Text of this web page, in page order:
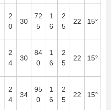
2
0
30
72
5
1
6
2
5
22 15°
2
4
30
84
0
1
6
2
5
22 15°
2
4
34
95
0
1
6
2
5
22 15°